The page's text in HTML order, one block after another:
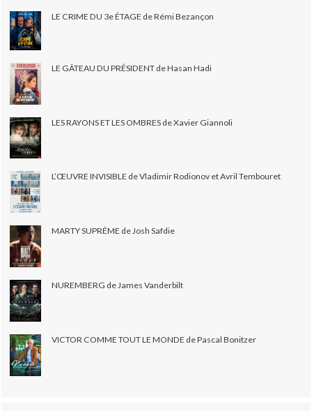
LE CRIME DU 3e ÉTAGE de Rémi Bezançon
LE GÂTEAU DU PRÉSIDENT de Hasan Hadi
LES RAYONS ET LES OMBRES de Xavier Giannoli
L’ŒUVRE INVISIBLE de Vladimir Rodionov et Avril Tembouret
MARTY SUPRÊME de Josh Safdie
NUREMBERG de James Vanderbilt
VICTOR COMME TOUT LE MONDE de Pascal Bonitzer